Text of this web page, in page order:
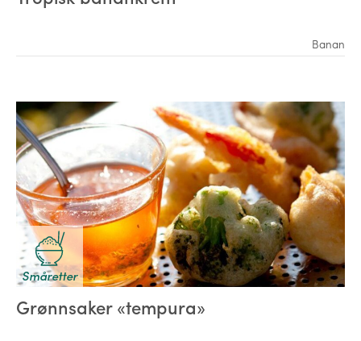
Banan
Småretter
Grønnsaker «tempura»